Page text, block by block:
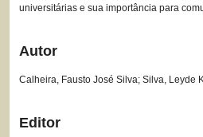
universitárias e sua importância para
Autor
Calheira, Fausto José Silva; Silva, Leyde
Editor